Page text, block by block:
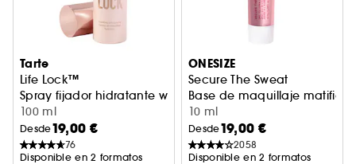
Tarte
Life Lock™
Spray fijador hidratante waterproof
100 ml
Desde19,00 €
76
Disponible en 2 formatos
ONESIZE
Secure The Sweat
Base de maquillaje
10 ml
Desde19,00 €
2058
Disponible en 2 formatos